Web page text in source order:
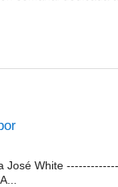
José White